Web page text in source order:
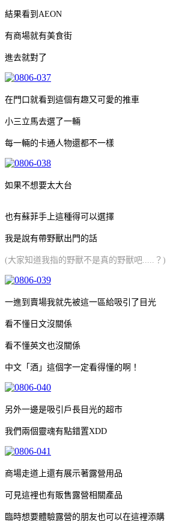
結果看到AEON
有商場就有美食街
進去就對了
在門口就看到這個有趣又可愛的推車
小三立馬去選了一輛
每一輛的卡通人物還都不一樣
如果不想要太大台
也有蘇菲手上這種得可以選擇
我是說有帶野獸出門的話
(大家知道我指的野獸不是真的野獸吧.....？)
一進到賣場我就先被這一區給吸引了目光
看不懂日文沒關係
看不懂英文也沒關係
中文「酒」這個字一定看得懂的啊！
另外一邊是吸引戶長目光的超市
我們兩個靈魂有點錯置XDD
商場走道上還有展示著露營用品
可見這裡也有販售露營相關產品
臨時想要體驗露營的朋友也可以在這裡添購